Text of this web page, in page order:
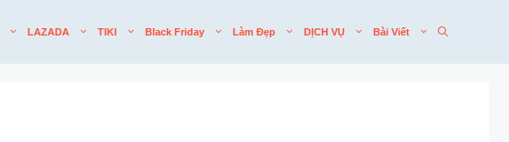
LAZADA TIKI Black Friday Làm Đẹp DỊCH VỤ Bài Viết